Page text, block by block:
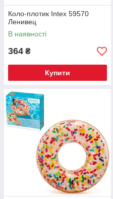
Коло-плотик Intex 59570
Ленивец
В наявності
364 ₴
Купити